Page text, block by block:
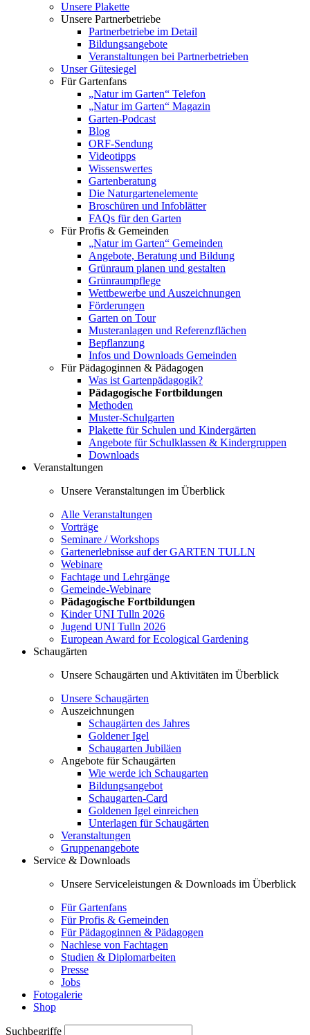
Unsere Plakette
Unsere Partnerbetriebe
Partnerbetriebe im Detail
Bildungsangebote
Veranstaltungen bei Partnerbetrieben
Unser Gütesiegel
Für Gartenfans
„Natur im Garten“ Telefon
„Natur im Garten“ Magazin
Garten-Podcast
Blog
ORF-Sendung
Videotipps
Wissenswertes
Gartenberatung
Die Naturgartenelemente
Broschüren und Infoblätter
FAQs für den Garten
Für Profis & Gemeinden
„Natur im Garten“ Gemeinden
Angebote, Beratung und Bildung
Grünraum planen und gestalten
Grünraumpflege
Wettbewerbe und Auszeichnungen
Förderungen
Garten on Tour
Musteranlagen und Referenzflächen
Bepflanzung
Infos und Downloads Gemeinden
Für Pädagoginnen & Pädagogen
Was ist Gartenpädagogik?
Pädagogische Fortbildungen
Methoden
Muster-Schulgarten
Plakette für Schulen und Kindergärten
Angebote für Schulklassen & Kindergruppen
Downloads
Veranstaltungen
Unsere Veranstaltungen im Überblick
Alle Veranstaltungen
Vorträge
Seminare / Workshops
Gartenerlebnisse auf der GARTEN TULLN
Webinare
Fachtage und Lehrgänge
Gemeinde-Webinare
Pädagogische Fortbildungen
Kinder UNI Tulln 2026
Jugend UNI Tulln 2026
European Award for Ecological Gardening
Schaugärten
Unsere Schaugärten und Aktivitäten im Überblick
Unsere Schaugärten
Auszeichnungen
Schaugärten des Jahres
Goldener Igel
Schaugarten Jubiläen
Angebote für Schaugärten
Wie werde ich Schaugarten
Bildungsangebot
Schaugarten-Card
Goldenen Igel einreichen
Unterlagen für Schaugärten
Veranstaltungen
Gruppenangebote
Service & Downloads
Unsere Serviceleistungen & Downloads im Überblick
Für Gartenfans
Für Profis & Gemeinden
Für Pädagoginnen & Pädagogen
Nachlese von Fachtagen
Studien & Diplomarbeiten
Presse
Jobs
Fotogalerie
Shop
Suchbegriffe